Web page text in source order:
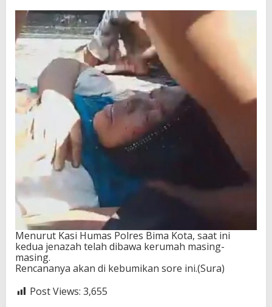
Menurut Kasi Humas Polres Bima Kota, saat ini
kedua jenazah telah dibawa kerumah masing-
masing.
Rencananya akan di kebumikan sore ini.(Sura)
Post Views: 3,655